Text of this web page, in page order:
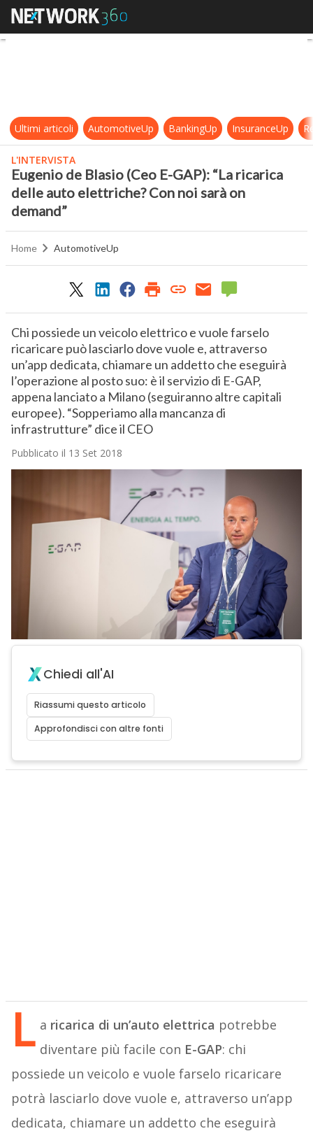
Eugenio de Blasio (Ceo E-GAP):
Ultimi articoli AutomotiveUp BankingUp InsuranceUp
L'INTERVISTA
Eugenio de Blasio (Ceo E-GAP): “La ricarica
delle auto elettriche? Con noi sarà on
demand”
Home AutomotiveUp
Chi possiede un veicolo elettrico e vuole farselo
ricaricare può lasciarlo dove vuole e, attraverso
un’app dedicata, chiamare un addetto che eseguirà
l’operazione al posto suo: è il servizio di E-GAP,
appena lanciato a Milano (seguiranno altre capitali
europee). “Sopperiamo alla mancanza di
infrastrutture” dice il CEO
Pubblicato il 13 Set 2018
Chiedi all'AI
Riassumi questo articolo
Approfondisci con altre fonti
L a ricarica di un’auto elettrica potrebbe
diventare più facile con E-GAP: chi
possiede un veicolo e vuole farselo ricaricare
potrà lasciarlo dove vuole e, attraverso un’app
dedicata, chiamare un addetto che eseguirà